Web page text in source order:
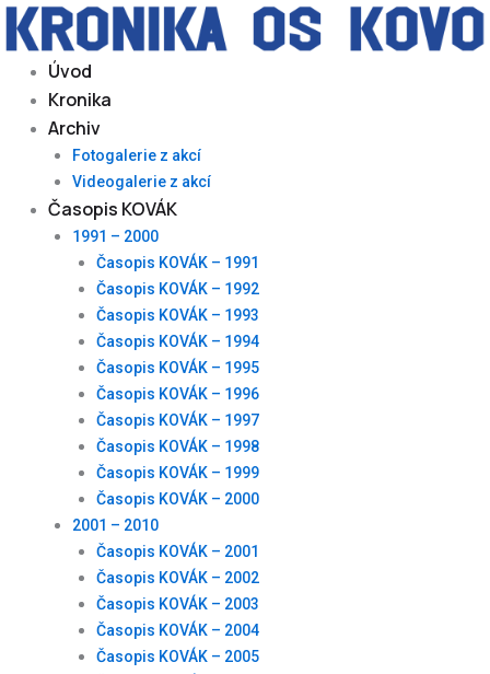
Skip
contentÚvod
Kronika
Archiv
Fotogalerie z akcí
Videogalerie z akcí
Časopis KOVÁK
1991 – 2000
Časopis KOVÁK – 1991
Časopis KOVÁK – 1992
Časopis KOVÁK – 1993
Časopis KOVÁK – 1994
Časopis KOVÁK – 1995
Časopis KOVÁK – 1996
Časopis KOVÁK – 1997
Časopis KOVÁK – 1998
Časopis KOVÁK – 1999
Časopis KOVÁK – 2000
2001 – 2010
Časopis KOVÁK – 2001
Časopis KOVÁK – 2002
Časopis KOVÁK – 2003
Časopis KOVÁK – 2004
Časopis KOVÁK – 2005